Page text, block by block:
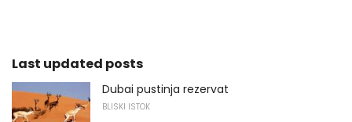
Last updated posts
Dubai pustinja rezervat
BLISKI ISTOK